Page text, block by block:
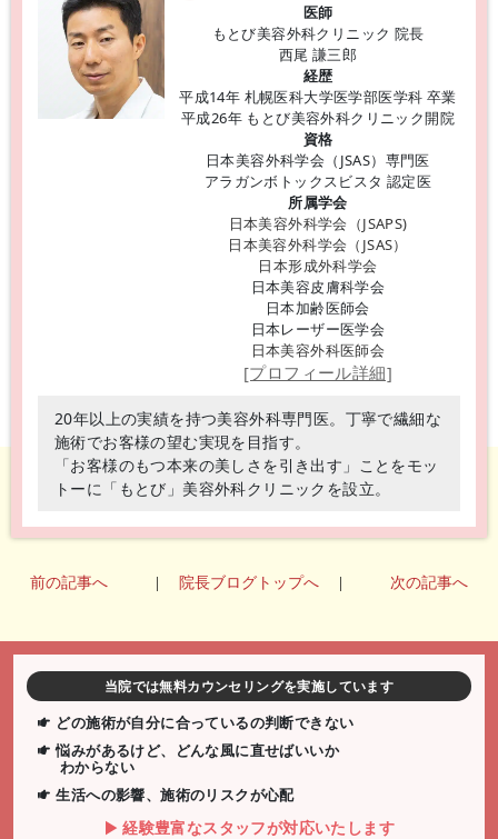
医師
もとび美容外科クリニック 院長
西尾 謙三郎
経歴
平成14年 札幌医科大学医学部医学科 卒業
平成26年 もとび美容外科クリニック開院
資格
日本美容外科学会（JSAS）専門医
アラガンボトックスビスタ 認定医
所属学会
日本美容外科学会（JSAPS)
日本美容外科学会（JSAS）
日本形成外科学会
日本美容皮膚科学会
日本加齢医師会
日本レーザー医学会
日本美容外科医師会
[プロフィール詳細]
20年以上の実績を持つ美容外科専門医。丁寧で繊細な
施術でお客様の望む実現を目指す。
「お客様のもつ本来の美しさを引き出す」ことをモッ
トーに「もとび」美容外科クリニックを設立。
前の記事へ 院長ブログトップへ 次の記事へ
当院では無料カウンセリングを実施しています
どの施術が自分に合っているの判断できない
悩みがあるけど、どんな風に直せばいいか
わからない
生活への影響、施術のリスクが心配
経験豊富なスタッフが対応いたします